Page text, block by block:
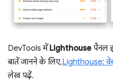
DevTools मेंLighthouse पैनल
बातें जानने के लिए,Lighthouse:
लेख पढ़ें.